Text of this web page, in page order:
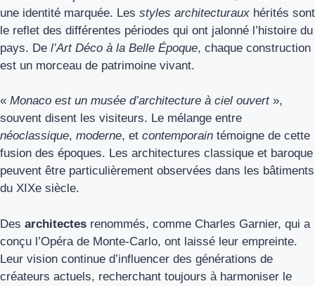
une identité marquée. Les styles architecturaux hérités sont
le reflet des différentes périodes qui ont jalonné l’histoire du
pays. De l’Art Déco à la Belle Époque, chaque construction
est un morceau de patrimoine vivant.
« Monaco est un musée d’architecture à ciel ouvert»,
souvent disent les visiteurs. Le mélange entre
néoclassique, moderne, et contemporain témoigne de cette
fusion des époques. Les architectures classique et baroque
peuvent être particulièrement observées dans les bâtiments
du XIXe siècle.
Des architectes renommés, comme Charles Garnier, qui a
conçu l’Opéra de Monte-Carlo, ont laissé leur empreinte.
Leur vision continue d’influencer des générations de
créateurs actuels, recherchant toujours à harmoniser le